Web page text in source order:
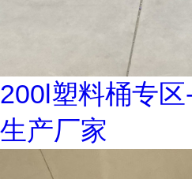
200l塑料桶专
生产厂家